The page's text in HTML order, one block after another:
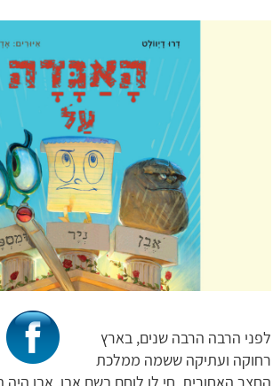
לפני הרבה הרבה שנים, בארץ
רחוקה ועתיקה ששמה ממלכת